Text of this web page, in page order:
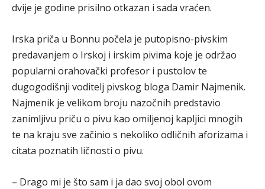
dvije je godine prisilno otkazan i sada vraćen.
Irska priča u Bonnu počela je putopisno-pivskim
predavanjem o Irskoj i irskim pivima koje je održao
popularni orahovački profesor i pustolov te
dugogodišnji voditelj pivskog bloga Damir Najmenik.
Najmenik je velikom broju nazočnih predstavio
zanimljivu priču o pivu kao omiljenoj kapljici mnogih
te na kraju sve začinio s nekoliko odličnih aforizama i
citata poznatih ličnosti o pivu.
– Drago mi je što sam i ja dao svoj obol ovom